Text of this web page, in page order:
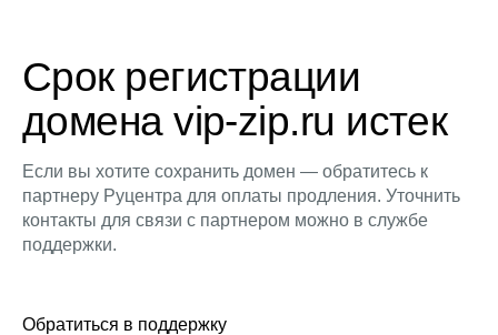
Срок регистрации
домена vip-zip.ru истек
Если вы хотите сохранить домен — обратитесь к
партнеру Руцентра для оплаты продления. Уточнить
контакты для связи с партнером можно в службе
поддержки.
Обратиться в поддержку